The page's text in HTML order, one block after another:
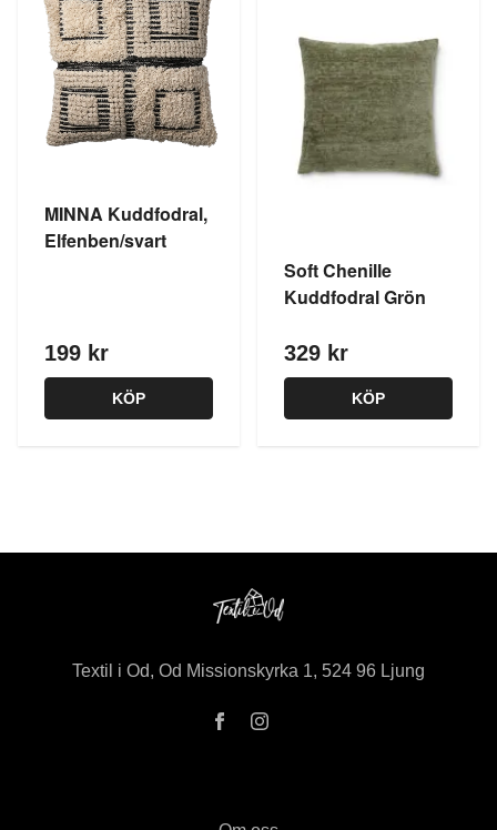
MINNA Kuddfodral,
Elfenben/svart
199 kr
KÖP
Soft Chenille
Kuddfodral Grön
329 kr
KÖP
Textil i Od, Od Missionskyrka 1, 524 96 Ljung